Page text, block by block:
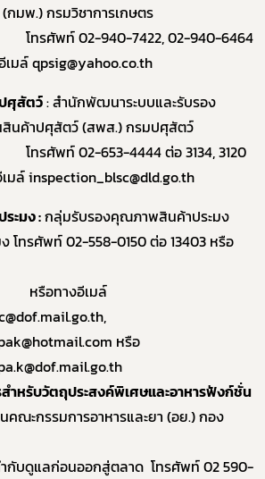
มพ.) กรมวิชาการเกษตร
ท์ 02-940-7422, 02-940-6464
เมล์ qpsig@yahoo.co.th
ศุสัตว์: สำนักพัฒนาระบบและรับรอง
สินค้าปศุสัตว์ (สพส.) กรมปศุสัตว์
ท์ 02-653-4444 ต่อ 3134, 3120
มล์ inspection_blsc@dld.go.th
ะมง :กลุ่มรับรองคุณภาพสินค้าประมง
โทรศัพท์ 02-558-0150 ต่อ 13403 หรือ
างอีเมล์
หรือ
สำหรับวัตถุประสงค์พิเศษและอาหารฟังก์ชั่น
คณะกรรมการอาหารและยา (อย.) กอง
บดูแลก่อนออกสู่ตลาด โทรศัพท์ 02 590-